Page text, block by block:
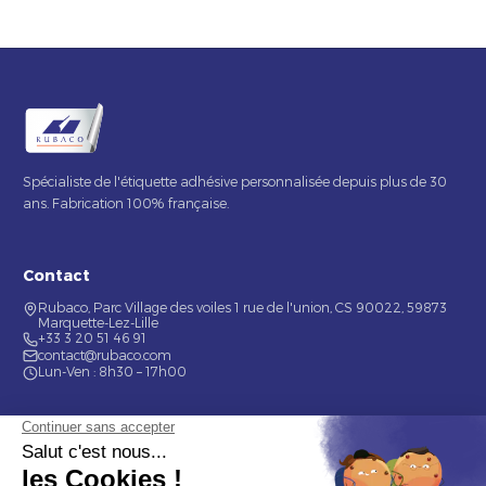
Spécialiste de l'étiquette adhésive personnalisée depuis plus de 30
ans. Fabrication 100% française.
Contact
Rubaco, Parc Village des voiles 1 rue de l'union, CS 90022, 59873
Marquette-Lez-Lille
+33 3 20 51 46 91
contact@rubaco.com
Lun-Ven : 8h30 – 17h00
Nos services
Étiquette alimentaire
Étiquette de bouteilles